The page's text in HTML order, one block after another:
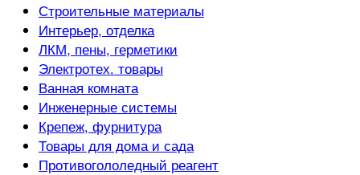
Строительные материалы
Интерьер, отделка
ЛКМ, пены, герметики
Электротех. товары
Ванная комната
Инженерные системы
Крепеж, фурнитура
Товары для дома и сада
Противогололедный реагент